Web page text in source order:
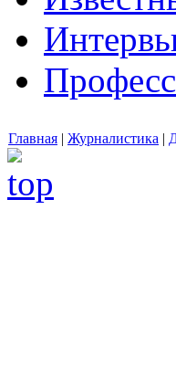
Главная | Журналистика |